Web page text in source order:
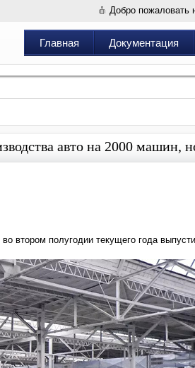
Добро пожаловать
Главная Документация
авто на 2000 машин,
втором полугодии текущего года